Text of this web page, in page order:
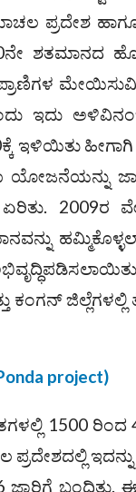
ಪ್ರದೇಶ
ಶತಮಾನದ
ಇದು
ಇಳಿಯಿತು ಹೀಗಾಗಿ
ಯೋಜನೆಯನ್ನು
2009ರ
ಕಂಗನ್
project)
1500 ರಿಂದ
ಇದನ್ನು
ಬಂದಿತು.